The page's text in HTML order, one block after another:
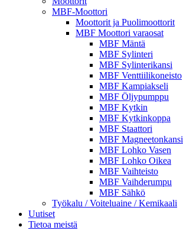
MBF-Moottori
Moottorit ja Puolimoottorit
MBF Moottori varaosat
MBF Mäntä
MBF Sylinteri
MBF Sylinterikansi
MBF Venttiilikoneisto
MBF Kampiakseli
MBF Öljypumppu
MBF Kytkin
MBF Kytkinkoppa
MBF Staattori
MBF Magneetonkansi
MBF Lohko Vasen
MBF Lohko Oikea
MBF Vaihteisto
MBF Vaihderumpu
MBF Sähkö
Työkalu / Voiteluaine / Kemikaali
Uutiset
Tietoa meistä